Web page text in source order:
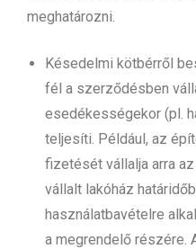
meghatározni.
Késedelmi kötbérről
fél a szerződésben
esedékességekor (pl.
teljesíti. Például, az
fizetését vállalja arra
vállalt lakóház
használatbavételre
a megrendelő részére.